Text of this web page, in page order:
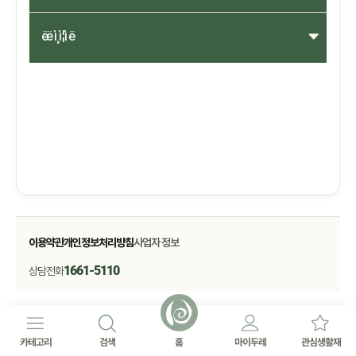
ëë ì¸ì¦ì ë
이용약관개인정보처리방침사업자 정보
상담전화1661-5110
카테고리 검색 홈 마이두레 관심생활재